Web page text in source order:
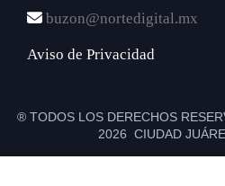
buzon@nortedigital.mx
Aviso de Privacidad
® TODOS LOS DERECHOS
2026 CIUDAD